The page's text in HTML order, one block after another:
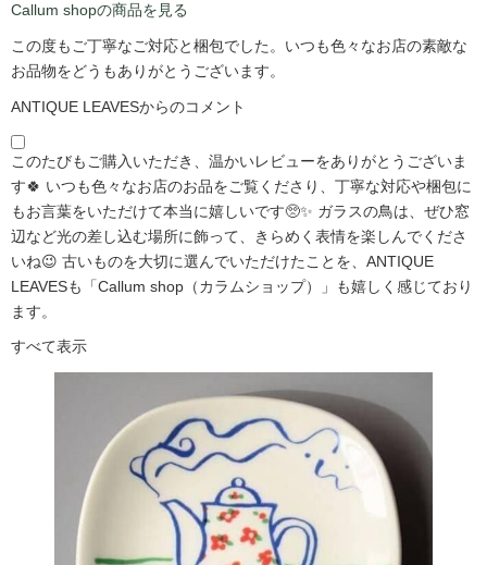
Callum shopの商品を見る
この度もご丁寧なご対応と梱包でした。いつも色々なお店の素敵な
お品物をどうもありがとうございます。
ANTIQUE LEAVESからのコメント
このたびもご購入いただき、温かいレビューをありがとうございま
す🍀 いつも色々なお店のお品をご覧くださり、丁寧な対応や梱包に
もお言葉をいただけて本当に嬉しいです🥺✨ ガラスの鳥は、ぜひ窓
辺など光の差し込む場所に飾って、きらめく表情を楽しんでくださ
いね😉 古いものを大切に選んでいただけたことを、ANTIQUE
LEAVESも「Callum shop（カラムショップ）」も嬉しく感じており
ます。
すべて表示